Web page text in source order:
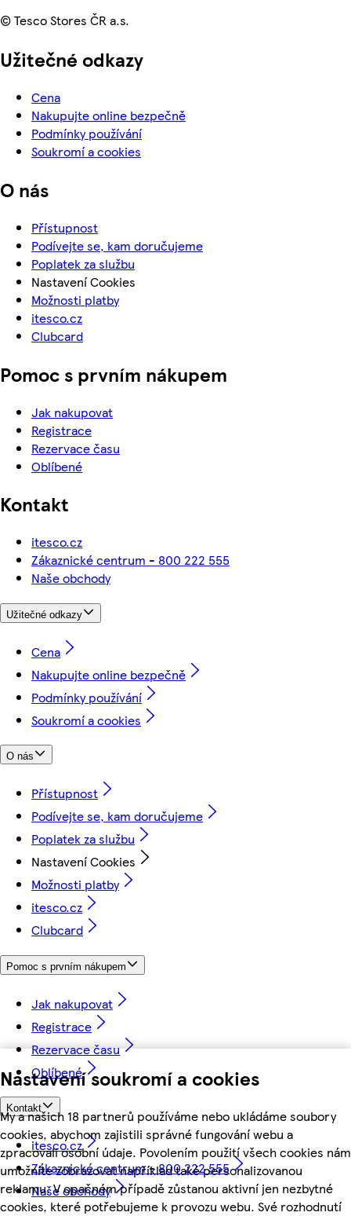
Nastavení soukromí a cookies
My a našich 18 partnerů používáme nebo ukládáme soubory
cookies, abychom zajistili správné fungování webu a
zpracovali osobní údaje. Povolením použití všech cookies nám
umožníte zobrazovat například také personalizovanou
reklamu. V opačném případě zůstanou aktivní jen nezbytné
cookies, které potřebujeme k provozu webu. Své rozhodnutí
© Tesco Stores ČR a.s.
Užitečné odkazy
Cena
Nakupujte online bezpečně
Podmínky používání
Soukromí a cookies
O nás
Přístupnost
Podívejte se, kam doručujeme
Poplatek za službu
Nastavení Cookies
Možnosti platby
itesco.cz
Clubcard
Pomoc s prvním nákupem
Jak nakupovat
Registrace
Rezervace času
Oblíbené
Kontakt
itesco.cz
Zákaznické centrum - 800 222 555
Naše obchody
Užitečné odkazy
Cena
Nakupujte online bezpečně
Podmínky používání
Soukromí a cookies
O nás
Přístupnost
Podívejte se, kam doručujeme
Poplatek za službu
Nastavení Cookies
Možnosti platby
itesco.cz
Clubcard
Pomoc s prvním nákupem
Jak nakupovat
Registrace
Rezervace času
Oblíbené
Kontakt
itesco.cz
Zákaznické centrum - 800 222 555
Naše obchody